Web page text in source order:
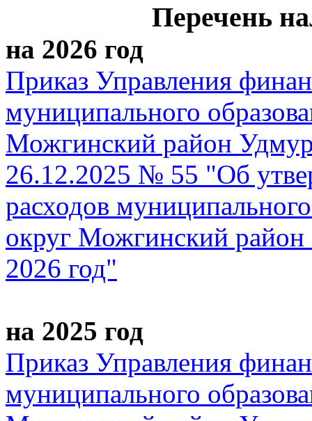
Перечень
на 2026 год
Приказ Управления
муниципального
Можгинский район
26.12.2025 № 55 "Об
расходов
округ Можгинский район
2026 год"
на 2025 год
Приказ Управления
муниципального